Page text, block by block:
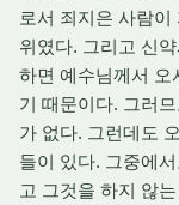
로서 죄지은 사람
위였다. 그리고 신
하면 예수님께서 오
기 때문이다. 그러
가 없다. 그런데도
들이 있다. 그중에
고 그것을 하지 않